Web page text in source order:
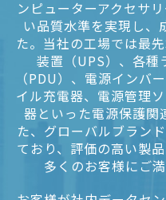
ンピューターアクセサ
い品質水準を実現し、
た。当社の工場では最
装置（UPS）、各種
（PDU）、電源インバ
イル充電器、電源管理
器といった電源保護関
た、グローバルブラン
ており、評価の高い製
多くのお客様にご